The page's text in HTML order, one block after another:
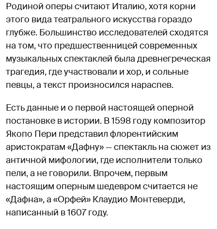
Родиной оперы считают Италию, хотя корни
этого вида театрального искусства гораздо
глубже. Большинство исследователей сходятся
на том, что предшественницей современных
музыкальных спектаклей была древнегреческая
трагедия, где участвовали и хор, и сольные
певцы, а текст произносился нараспев.
Есть данные и о первой настоящей оперной
постановке в истории. В 1598 году композитор
Якопо Пери представил флорентийским
аристократам «Дафну» — спектакль на сюжет из
античной мифологии, где исполнители только
пели, а не говорили. Впрочем, первым
настоящим оперным шедевром считается не
«Дафна», а «Орфей» Клаудио Монтеверди,
написанный в 1607 году.